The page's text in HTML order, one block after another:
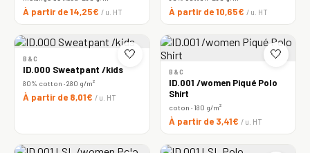
À partir de 14,25€ / u. HT À partir de 10,65€ / u. HT
🤍
B&C
ID.000 Sweatpant /kids
80% cotton · 280 g/m²
À partir de 8,01€ / u. HT
🤍
B&C
ID.001 /women Piqué Polo
Shirt
coton · 180 g/m²
À partir de 3,41€ / u. HT